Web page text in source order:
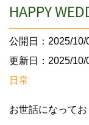
HAPPY
公開日：2025/10/
更新日：2025/10/
日常
お世話になってお